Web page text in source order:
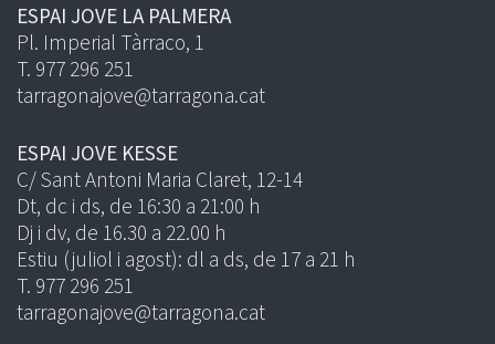
ESPAI JOVE LA PALMERA
Pl. Imperial Tàrraco, 1
T. 977 296 251
tarragonajove@tarragona.cat
ESPAI JOVE KESSE
C/ Sant Antoni Maria Claret, 12-14
Dt, dc i ds, de 16:30 a 21:00 h
Dj i dv, de 16.30 a 22.00 h
Estiu (juliol i agost): dl a ds, de 17 a 21 h
T. 977 296 251
tarragonajove@tarragona.cat